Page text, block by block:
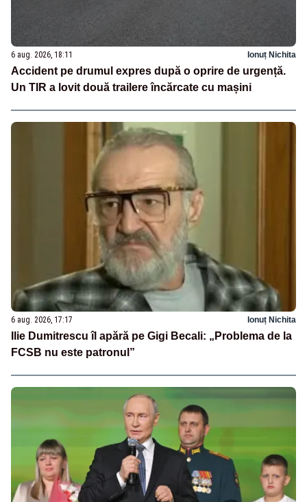
6 aug. 2026, 18:11 Ionuț Nichita
Accident pe drumul expres după o oprire de urgență.
Un TIR a lovit două trailere încărcate cu mașini
6 aug. 2026, 17:17 Ionuț Nichita
Ilie Dumitrescu îl apără pe Gigi Becali: „Problema de la
FCSB nu este patronul”